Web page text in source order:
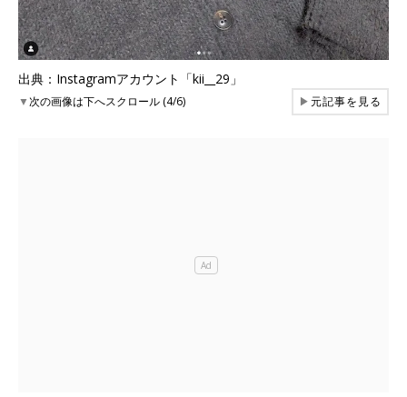
出典：Instagramアカウント「kii__29」
▼次の画像は下へスクロール (4/6) ▶元記事を見る